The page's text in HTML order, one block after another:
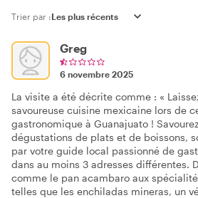
Trier par :
Greg
6 novembre 2025
La visite a été décrite comme : «
savoureuse cuisine mexicaine lors de
gastronomique à Guanajuato !
dégustations de plats et de boissons,
par votre guide local passionné de
dans au moins 3 adresses différentes.
comme le pan acambaro aux
telles que les enchiladas mineras, un